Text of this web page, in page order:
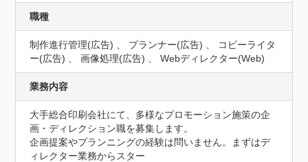
職種
制作進行管理(広告) 、 プランナー(広告) 、 コピーライタ
ー(広告) 、 画像処理(広告) 、 Webディレクター(Web)
業務内容
大手総合印刷会社にて、多様なプロモーション施策の企
画・ディレクション職を募集します。
企画提案やプランニングの経験は問いません。まずはデ
ィレクター業務からスター